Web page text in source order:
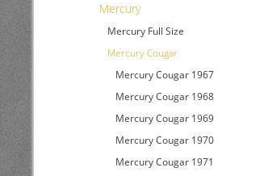
Mercury
Mercury Full Size
Mercury Cougar
Mercury Cougar 1967
Mercury Cougar 1968
Mercury Cougar 1969
Mercury Cougar 1970
Mercury Cougar 1971